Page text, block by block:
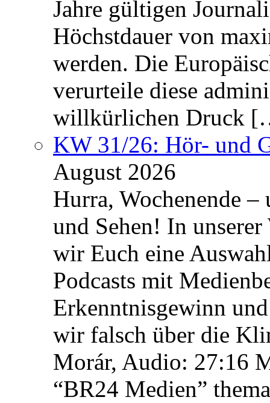
Jahre gültigen
Höchstdauer von
werden. Die
verurteile diese
willkürlichen Druck
KW 31/26: Hör- und
August 2026
Hurra, Wochenende
und Sehen! In unserer
wir Euch eine
Podcasts mit
Erkenntnisgewinn
wir falsch über die
Morár, Audio: 27:16
“BR24 Medien”